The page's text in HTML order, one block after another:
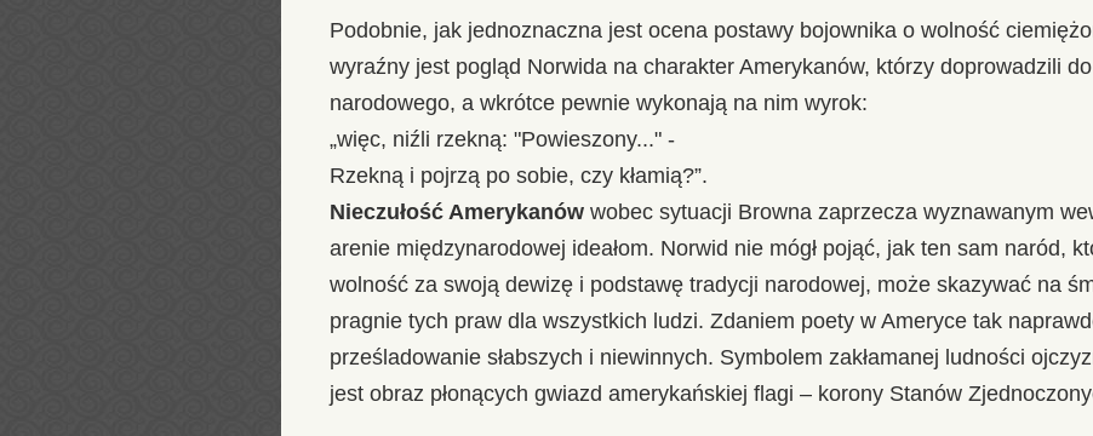
Podobnie, jak jednoznaczna jest ocena postawy bojownika o wolność
wyraźny jest pogląd Norwida na charakter Amerykanów, którzy doprowadzili
narodowego, a wkrótce pewnie wykonają na nim wyrok:
„więc, niźli rzekną: "Powieszony..." -
Rzekną i pojrzą po sobie, czy kłamią?”.
Nieczułość Amerykanów wobec sytuacji Browna zaprzecza wyznawanym
arenie międzynarodowej ideałom. Norwid nie mógł pojąć, jak ten sam naród,
wolność za swoją dewizę i podstawę tradycji narodowej, może skazywać na
pragnie tych praw dla wszystkich ludzi. Zdaniem poety w Ameryce tak
prześladowanie słabszych i niewinnych. Symbolem zakłamanej ludności
jest obraz płonących gwiazd amerykańskiej flagi – korony Stanów